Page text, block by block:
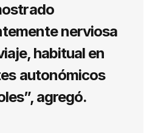
nerviosa
habitual en
autonómicos
agregó.